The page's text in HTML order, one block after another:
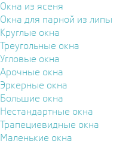
Окна из ясеня
Окна для парной из липы
Круглые окна
Треугольные окна
Угловые окна
Арочные окна
Эркерные окна
Большие окна
Нестандартные окна
Трапециевидные окна
Маленькие окна